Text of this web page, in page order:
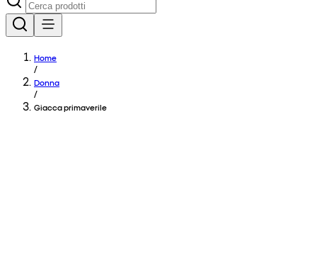
Home
/
Donna
/
Giacca primaverile